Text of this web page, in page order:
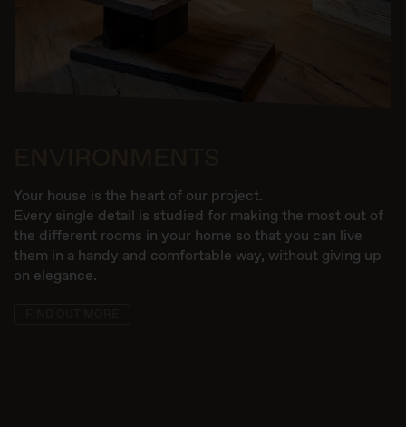
Your house is the heart of our project.
Every single detail is studied for making the most out of
the different rooms in your home so that you can live
them in a handy and comfortable way, without giving up
on elegance.